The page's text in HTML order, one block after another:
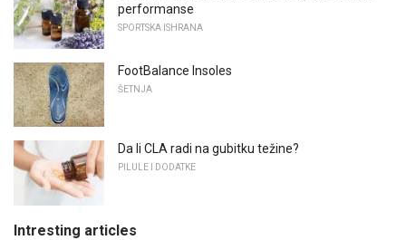
performanse
SPORTSKA ISHRANA
FootBalance Insoles
ŠETNJA
Da li CLA radi na gubitku težine?
PILULE I DODATKE
Intresting articles